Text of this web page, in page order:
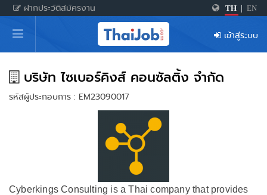
ฝากประวัติสมัครงาน TH EN
หน้าหลัก
ผู้สมัครงาน: เข้าสู่ระบบ
ฝากประวัติสมัครงาน
เกร็ดความรู้
สำหรับผู้ประกอบการ
เข้าสู่ระบบ
บริษัท ไซเบอร์คิงส์ คอนซัลติ้ง จำกัด
รหัสผู้ประกอบการ : EM23090017
Cyberkings Consulting is a Thai company that provides